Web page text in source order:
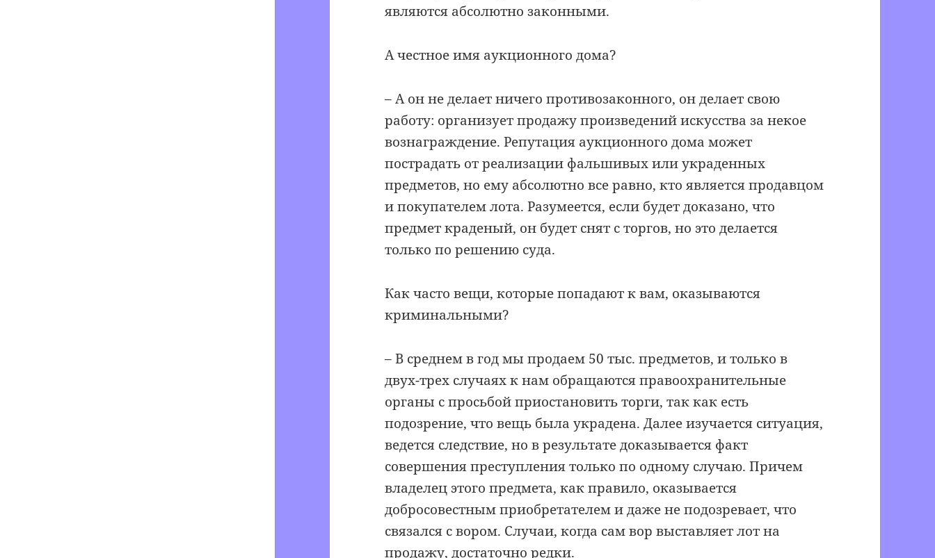
являются абсолютно законными.
А честное имя аукционного дома?
– А он не делает ничего противозаконного, он делает свою
работу: организует продажу произведений искусства за некое
вознаграждение. Репутация аукционного дома может
пострадать от реализации фальшивых или украденных
предметов, но ему абсолютно все равно, кто является продавцом
и покупателем лота. Разумеется, если будет доказано, что
предмет краденый, он будет снят с торгов, но это делается
только по решению суда.
Как часто вещи, которые попадают к вам, оказываются
криминальными?
– В среднем в год мы продаем 50 тыс. предметов, и только в
двух-трех случаях к нам обращаются правоохранительные
органы с просьбой приостановить торги, так как есть
подозрение, что вещь была украдена. Далее изучается ситуация,
ведется следствие, но в результате доказывается факт
совершения преступления только по одному случаю. Причем
владелец этого предмета, как правило, оказывается
добросовестным приобретателем и даже не подозревает, что
связался с вором. Случаи, когда сам вор выставляет лот на
продажу, достаточно редки.